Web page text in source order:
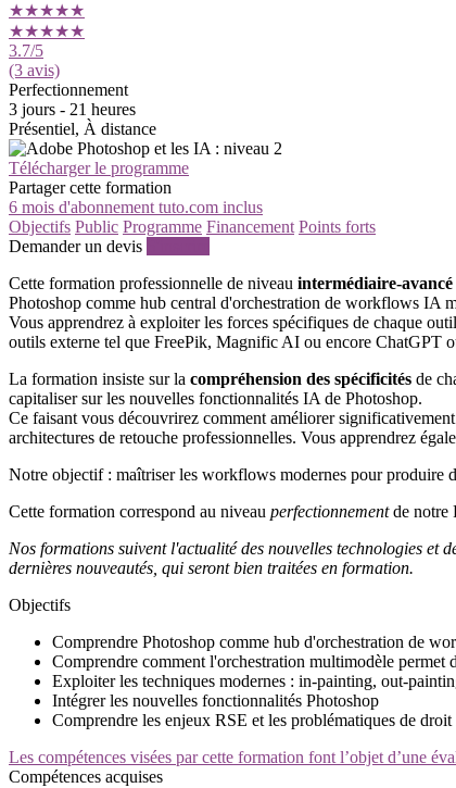
★★★★★
★★★★★
3.7/5
(3 avis)
Perfectionnement
3 jours - 21 heures
Présentiel, À distance
Télécharger le programme
Partager cette formation
6 mois d'abonnement tuto.com inclus
Objectifs Public Programme Financement Points forts
Demander un devis
Cette formation professionnelle de niveau intermédiaire-avancé
Photoshop comme hub central d'orchestration de workflows IA
Vous apprendrez à exploiter les forces spécifiques de chaque
outils externe tel que FreePik, Magnific AI ou encore ChatGPT
La formation insiste sur la compréhension des spécificités de
capitaliser sur les nouvelles fonctionnalités IA de Photoshop.
Ce faisant vous découvrirez comment améliorer
architectures de retouche professionnelles. Vous apprendrez
Notre objectif : maîtriser les workflows modernes pour produire
Cette formation correspond au niveau perfectionnementde notre
Nos formations suivent l'actualité des nouvelles technologies et
dernières nouveautés, qui seront bien traitées en formation.
Objectifs
Comprendre Photoshop comme hub d'orchestration de
Comprendre comment l'orchestration multimodèle
Exploiter les techniques modernes : in-painting, out-
Intégrer les nouvelles fonctionnalités Photoshop
Comprendre les enjeux RSE et les problématiques de
Les compétences visées par cette formation font l’objet d’une
Compétences acquises